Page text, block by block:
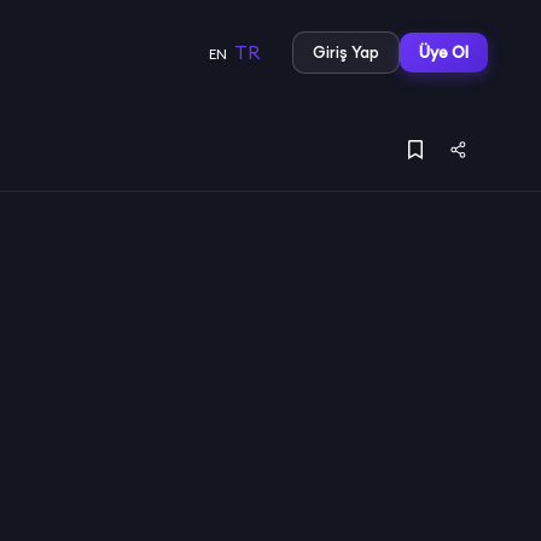
EN TR Giriş Yap Üye Ol